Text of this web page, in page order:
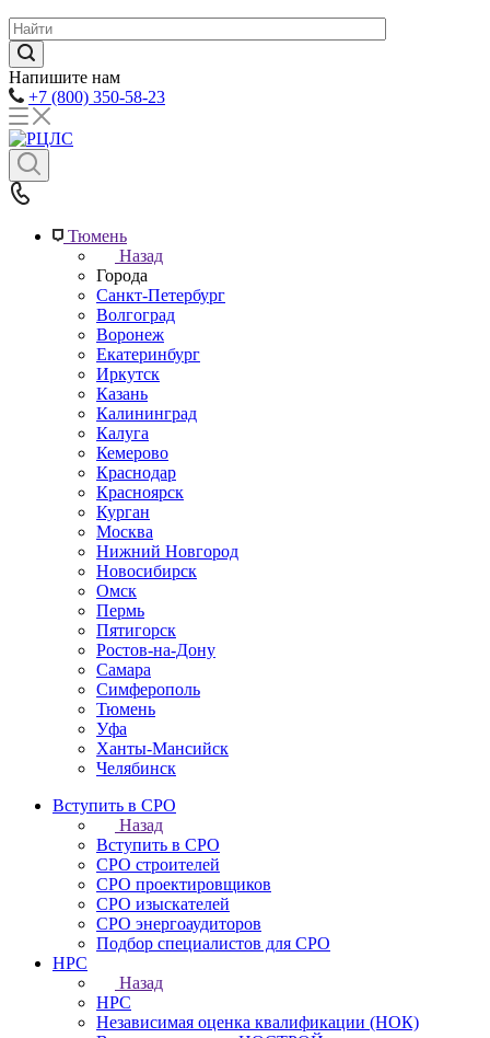
Напишите нам
+7 (800) 350-58-23
Тюмень
Назад
Города
Санкт-Петербург
Волгоград
Воронеж
Екатеринбург
Иркутск
Казань
Калининград
Калуга
Кемерово
Краснодар
Красноярск
Курган
Москва
Нижний Новгород
Новосибирск
Омск
Пермь
Пятигорск
Ростов-на-Дону
Самара
Симферополь
Тюмень
Уфа
Ханты-Мансийск
Челябинск
Вступить в СРО
Назад
Вступить в СРО
СРО строителей
СРО проектировщиков
СРО изыскателей
СРО энергоаудиторов
Подбор специалистов для СРО
НРС
Назад
НРС
Независимая оценка квалификации (НОК)